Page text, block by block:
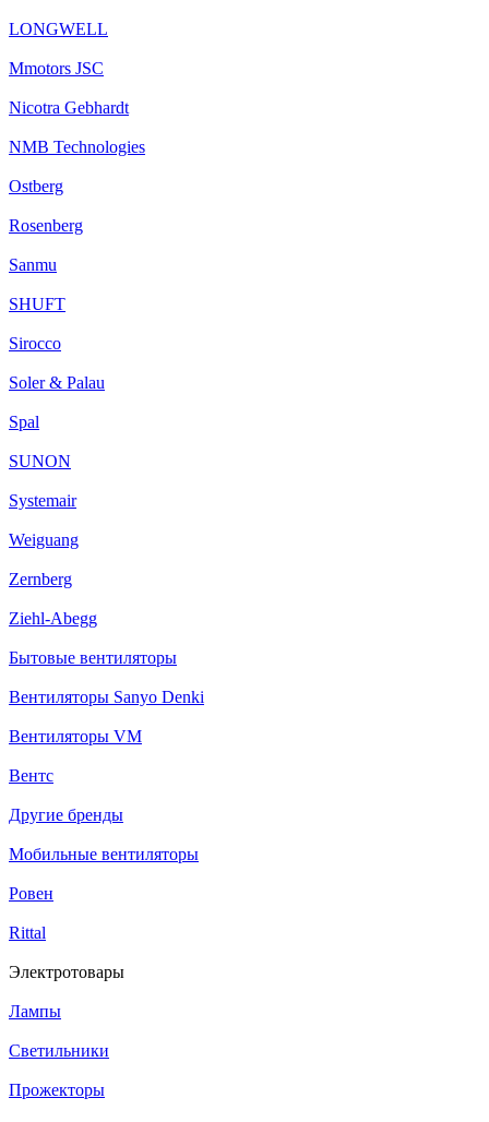
LONGWELL
Mmotors JSC
Nicotra Gebhardt
NMB Technologies
Ostberg
Rosenberg
Sanmu
SHUFT
Sirocco
Soler & Palau
Spal
SUNON
Systemair
Weiguang
Zernberg
Ziehl-Abegg
Бытовые вентиляторы
Вентиляторы Sanyo Denki
Вентиляторы VM
Вентс
Другие бренды
Мобильные вентиляторы
Ровен
Rittal
Электротовары
Лампы
Светильники
Прожекторы